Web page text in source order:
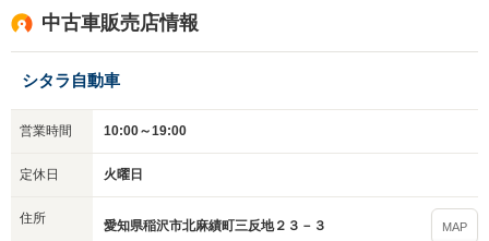
中古車販売店情報
シタラ自動車
営業時間 10:00～19:00
定休日 火曜日
住所 愛知県稲沢市北麻績町三反地２３－３ MAP